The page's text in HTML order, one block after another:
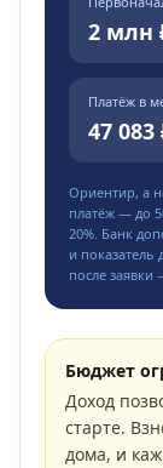
2 млн
Платёж в
47 083
Ориентир, а
платёж — до
20%. Банк
и показатель
после заявки
Бюджет
Доход
старте.
дома, и